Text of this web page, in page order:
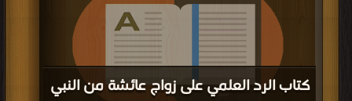
كتاب الرد العلمي على زواج عائشة من النبي